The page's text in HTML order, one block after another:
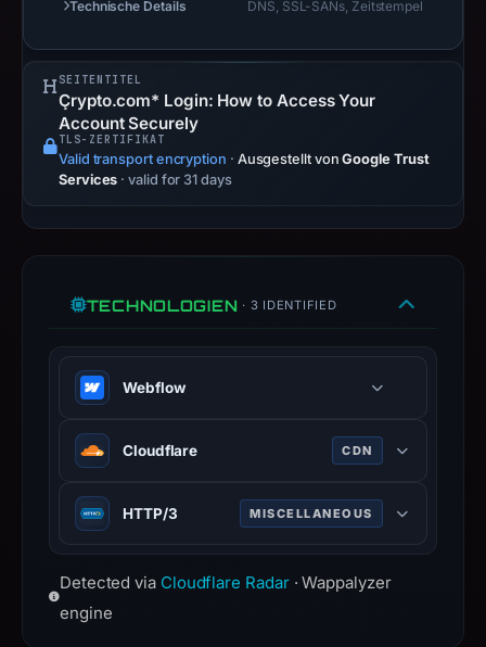
registrar
Webflow,
IP
address
registration
date
28,
Infrastructure
changed
since
Technische Details DNS, SSL-SANs, Zeitstempel
SEITENTITEL
Çrypto.com* Login: How to Access Your
Account Securely
TLS-ZERTIFIKAT
Valid transport encryption · Ausgestellt vonGoogle Trust
Services · valid for 31 days
TECHNOLOGIEN · 3 IDENTIFIED
Webflow
Visual website builder with hosted
publishing.
Cloudflare CDN
Web infrastructure and security
company providing CDN, DDoS
www.cloudflare.com
HTTP/3 MISCELLANEOUS
Third major version of HTTP
protocol, built on QUIC for faster,
Detected via Cloudflare Radar· Wappalyzer
engine